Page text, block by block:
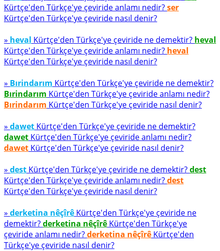
Kürtçe'den Türkçe'ye çeviride anlamı nedir?ser
Kürtçe'den Türkçe'ye çeviride nasıl denir?
» heval Kürtçe'den Türkçe'ye çeviride ne demektir? heval
Kürtçe'den Türkçe'ye çeviride anlamı nedir? heval
Kürtçe'den Türkçe'ye çeviride nasıl denir?
» Bırindarım Kürtçe'den Türkçe'ye çeviride ne demektir?
Bırindarım Kürtçe'den Türkçe'ye çeviride anlamı nedir?
Bırindarım Kürtçe'den Türkçe'ye çeviride nasıl denir?
» dawet Kürtçe'den Türkçe'ye çeviride ne demektir?
dawet Kürtçe'den Türkçe'ye çeviride anlamı nedir?
dawet Kürtçe'den Türkçe'ye çeviride nasıl denir?
» dest Kürtçe'den Türkçe'ye çeviride ne demektir?dest
Kürtçe'den Türkçe'ye çeviride anlamı nedir?dest
Kürtçe'den Türkçe'ye çeviride nasıl denir?
» derketina nêçîrê Kürtçe'den Türkçe'ye çeviride ne
demektir?derketina nêçîrê Kürtçe'den Türkçe'ye
çeviride anlamı nedir?derketina nêçîrê Kürtçe'den
Türkçe'ye çeviride nasıl denir?